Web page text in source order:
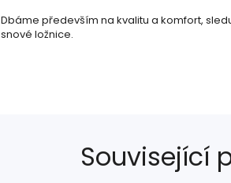
Dbáme především na kvalitu a komfort,
snové ložnice.
Související